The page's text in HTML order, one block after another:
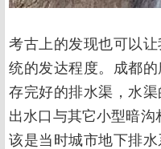
考古上的发现也可以
统的发达程度。成都
存完好的排水渠，水
出水口与其它小型暗沟
该是当时城市地下排